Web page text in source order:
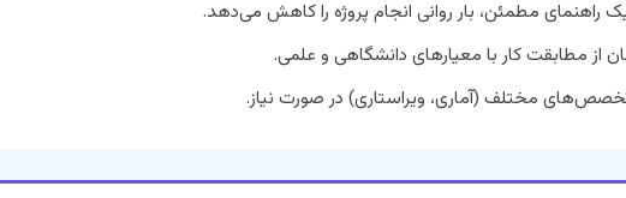
راهنمای مطمئن، بار روانی انجام پروژه را کاهش می‌دهد.
از مطابقت کار با معیارهای دانشگاهی و علمی.
مختلف (آماری، ویراستاری) در صورت نیاز.